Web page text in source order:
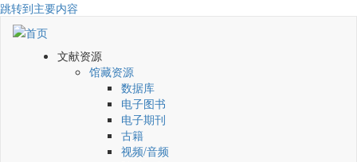
跳转到主要内容
文献资源
馆藏资源
数据库
电子图书
电子期刊
古籍
视频/音频